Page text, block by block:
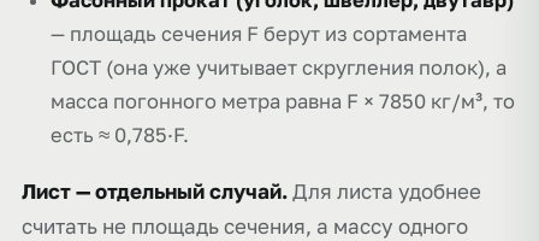
— площадь сечения F берут из сортамента
ГОСТ (она уже учитывает скругления полок), а
масса погонного метра равна F × 7850 кг/м³, то
есть ≈ 0,785·F.
Лист — отдельный случай.Для листа удобнее
считать не площадь сечения, а массу одного